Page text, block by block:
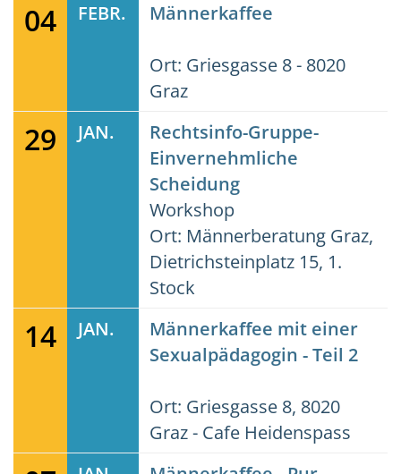
04 FEBR. Männerkaffee
Ort: Griesgasse 8 - 8020
Graz
29 JAN.
Rechtsinfo-Gruppe-
Einvernehmliche
Scheidung
Workshop
Ort: Männerberatung Graz,
Dietrichsteinplatz 15, 1.
Stock
14 JAN.
Männerkaffee mit einer
Sexualpädagogin - Teil 2
Ort: Griesgasse 8, 8020
Graz - Cafe Heidenspass